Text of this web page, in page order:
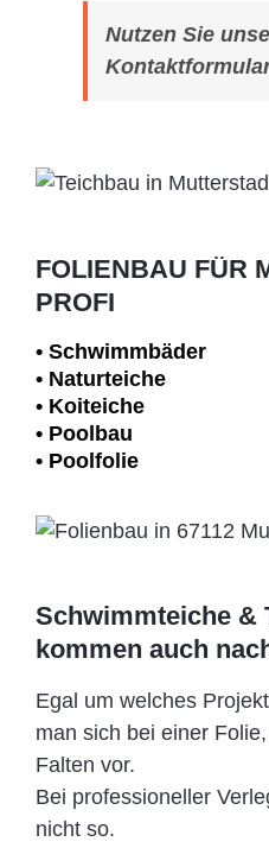
Nutzen Sie
FOLIENBAU FÜR
PROFI
• Schwimm­bäder
• Naturteiche
• Koiteiche
• Poolbau
• Poolfolie
Schwimmteiche &
kommen auch
Egal um welches
man sich bei einer
Falten vor.
Bei professioneller
nicht so.